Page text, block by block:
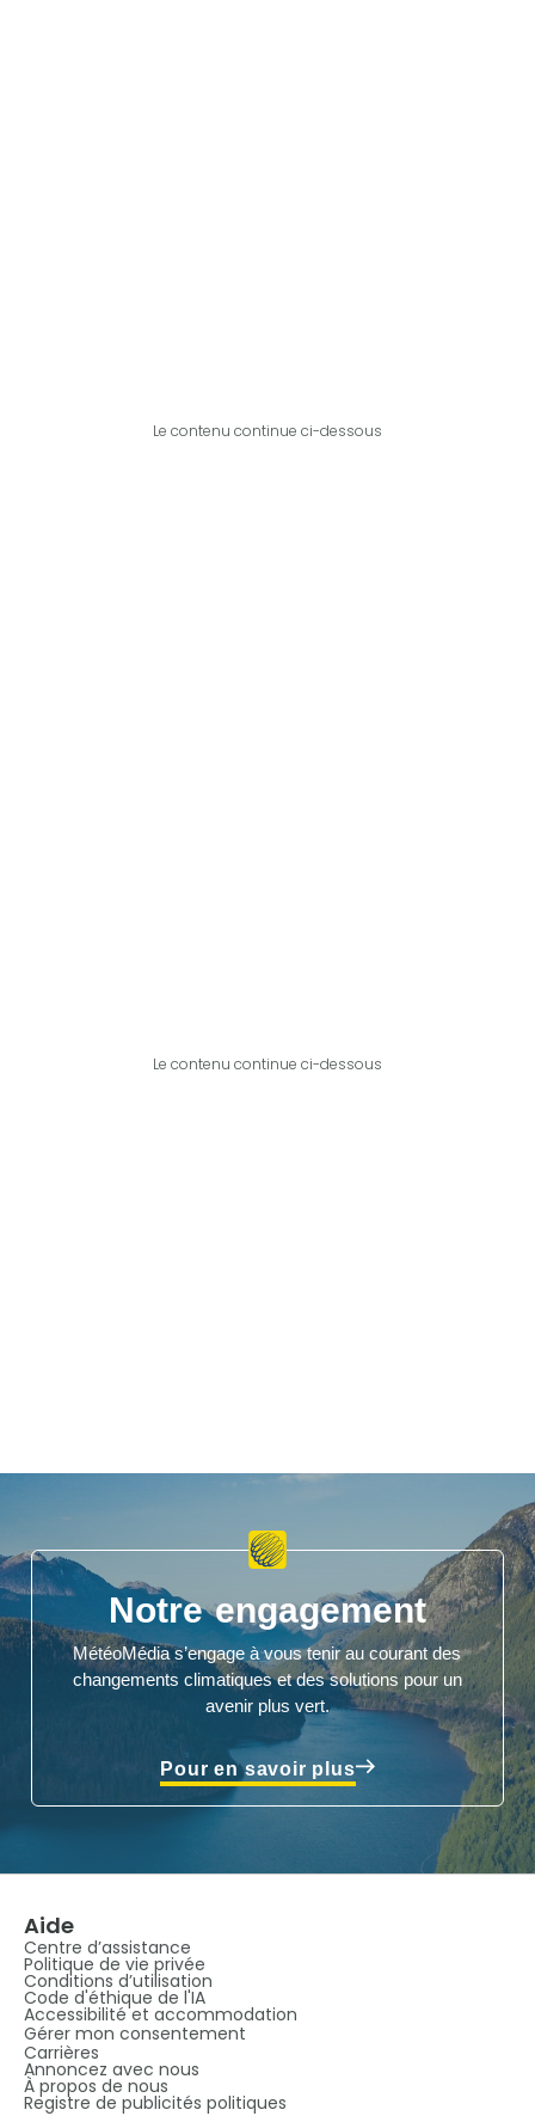
Le contenu continue ci-dessous
Le contenu continue ci-dessous
Notre engagement
MétéoMédia s’engage à vous tenir au courant des
changements climatiques et des solutions pour un
avenir plus vert.
Pour en savoir plus
Aide
Centre d’assistance
Politique de vie privée
Conditions d’utilisation
Code d'éthique de l'IA
Accessibilité et accommodation
Gérer mon consentement
Carrières
Annoncez avec nous
À propos de nous
Registre de publicités politiques